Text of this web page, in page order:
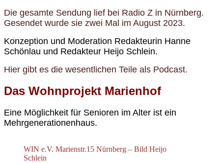
Die gesamte Sendung lief bei Radio Z in Nürnberg.
Gesendet wurde sie zwei Mal im August 2023.
Konzeption und Moderation Redakteurin Hanne
Schönlau und Redakteur Heijo Schlein.
Hier gibt es die wesentlichen Teile als Podcast.
Das Wohnprojekt Marienhof
Eine Möglichkeit für Senioren im Alter ist ein
Mehrgenerationenhaus.
WIN e.V. Marienstr.15 Nürnberg – Bild Heijo
Schlein